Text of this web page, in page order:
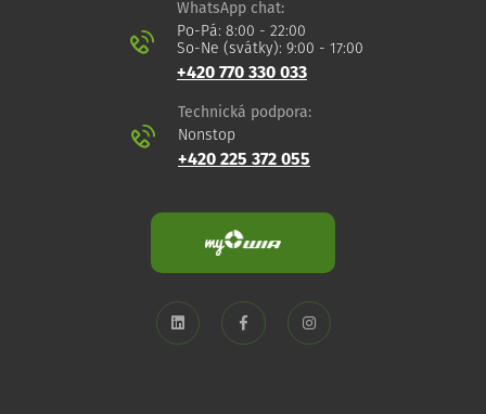
WhatsApp chat:
Po-Pá: 8:00 - 22:00
So-Ne (svátky): 9:00 - 17:00
+420 770 330 033
Technická podpora:
Nonstop
+420 225 372 055